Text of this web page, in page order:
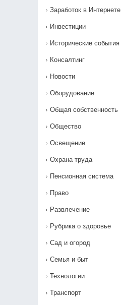
Заработок в Интернете
Инвестиции
Исторические события
Консалтинг
Новости
Оборудование
Общая собственность
Общество
Освещение
Охрана труда
Пенсионная система
Право
Развлечение
Рубрика о здоровье
Сад и огород
Семья и быт
Технологии
Транспорт